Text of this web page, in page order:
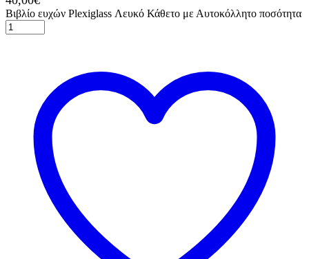
Βιβλίο ευχών Plexiglass Λευκό Κάθετο με Αυτοκόλλητο ποσότητα